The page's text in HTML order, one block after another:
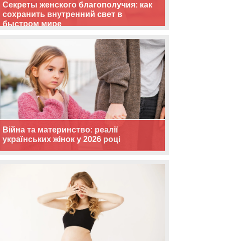
Секреты женского благополучия: как
сохранить внутренний свет в
быстром мире
Війна та материнство: реалії
українських жінок у 2026 році